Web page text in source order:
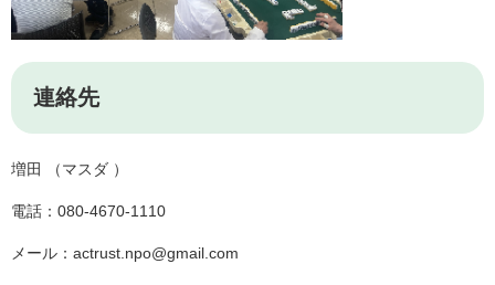
連絡先
増田 （マスダ ）​
電話：080-4670-1110
メール：actrust.npo@gmail.com